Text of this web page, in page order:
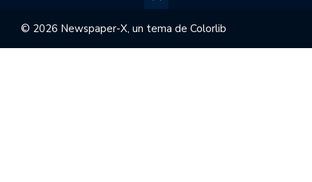
© 2026 Newspaper-X, un tema de Colorlib